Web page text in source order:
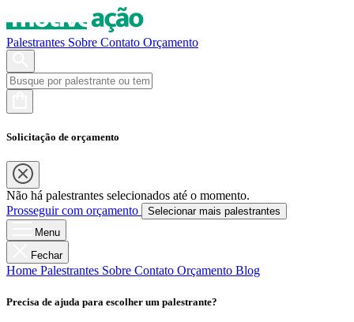
Palestrantes Sobre Contato Orçamento
Solicitação de orçamento
Não há palestrantes selecionados até o momento.
Prosseguir com orçamento
Selecionar mais palestrantes
Menu
Fechar
Home Palestrantes Sobre Contato Orçamento Blog
Precisa de ajuda para escolher um palestrante?